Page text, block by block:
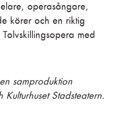
operasångare,
körer och en riktig
med
samproduktion
Stadsteatern.